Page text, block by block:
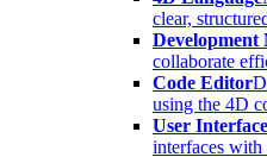
clear,
Development
collaborate
Code Editor
using the 4D
User
interfaces with